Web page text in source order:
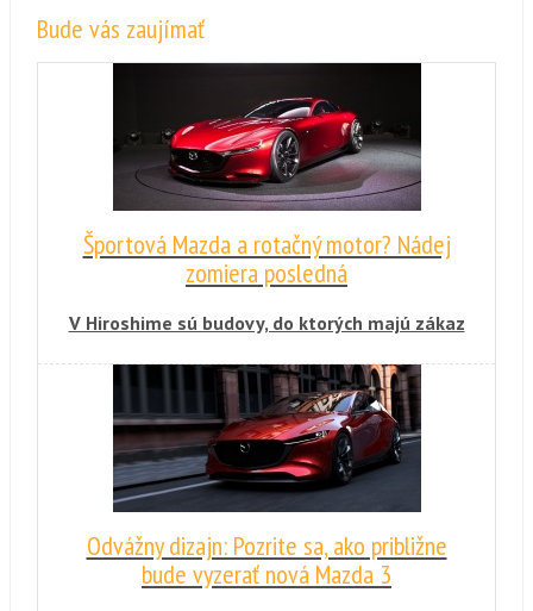
Bude vás zaujímať
Športová Mazda a rotačný motor? Nádej
zomiera posledná
V Hiroshime sú budovy, do ktorých majú zákaz
Stále sa tam pracuje na vývoji rotačného
motora.
Odvážny dizajn: Pozrite sa, ako približne
bude vyzerať nová Mazda 3